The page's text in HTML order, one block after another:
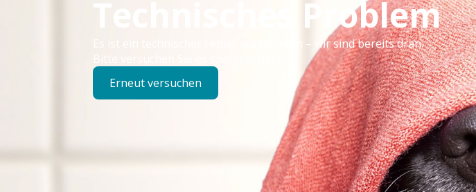
Technisches Problem
Es ist ein technischer Fehler aufgetreten – wir sind bereits dran.
Bitte versuchen Sie es später erneut.
Erneut versuchen